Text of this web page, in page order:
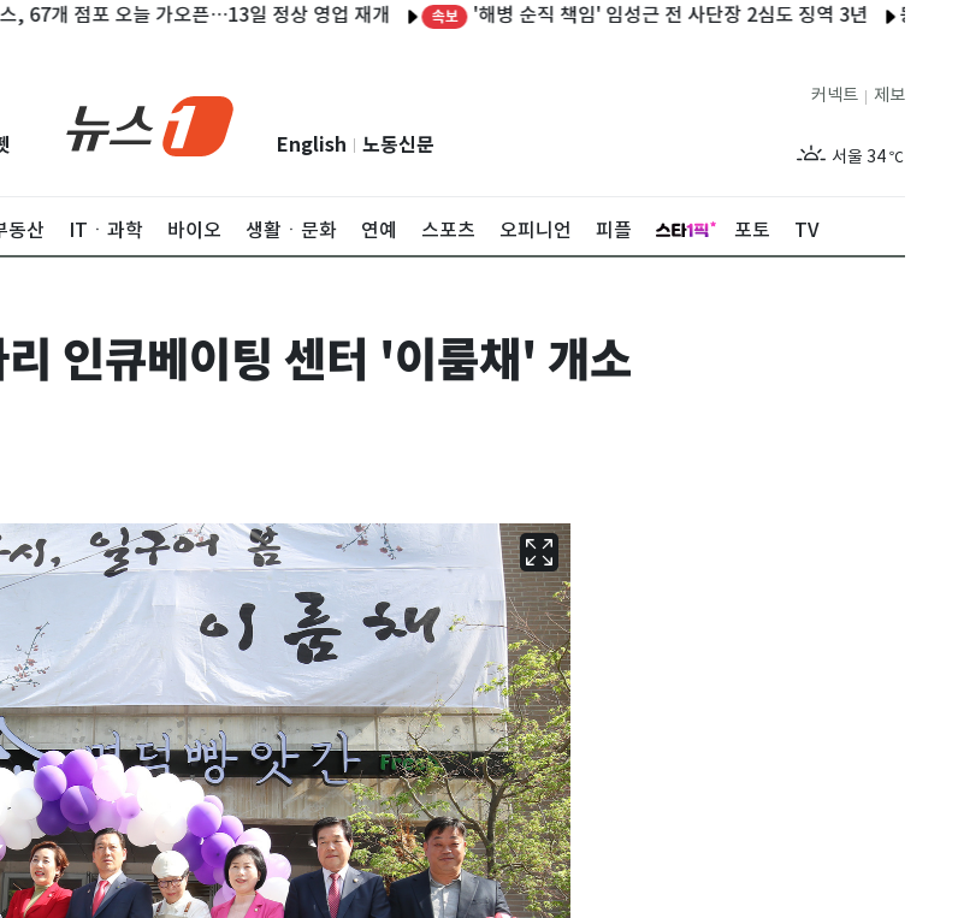
포 오늘 가오픈…13일 정상 영업 재개 속보 '해병 순직 책임' 임성근 전 사단장 2심도 징역 3년 동서대 앵커사
English 노동신문
제보
커넥트
서울 34 ℃
동산 ITㆍ과학 바이오 생활ㆍ문화 연예 스포츠 오피니언 피플 포토 TV
인큐베이팅 센터 '이룸채' 개소